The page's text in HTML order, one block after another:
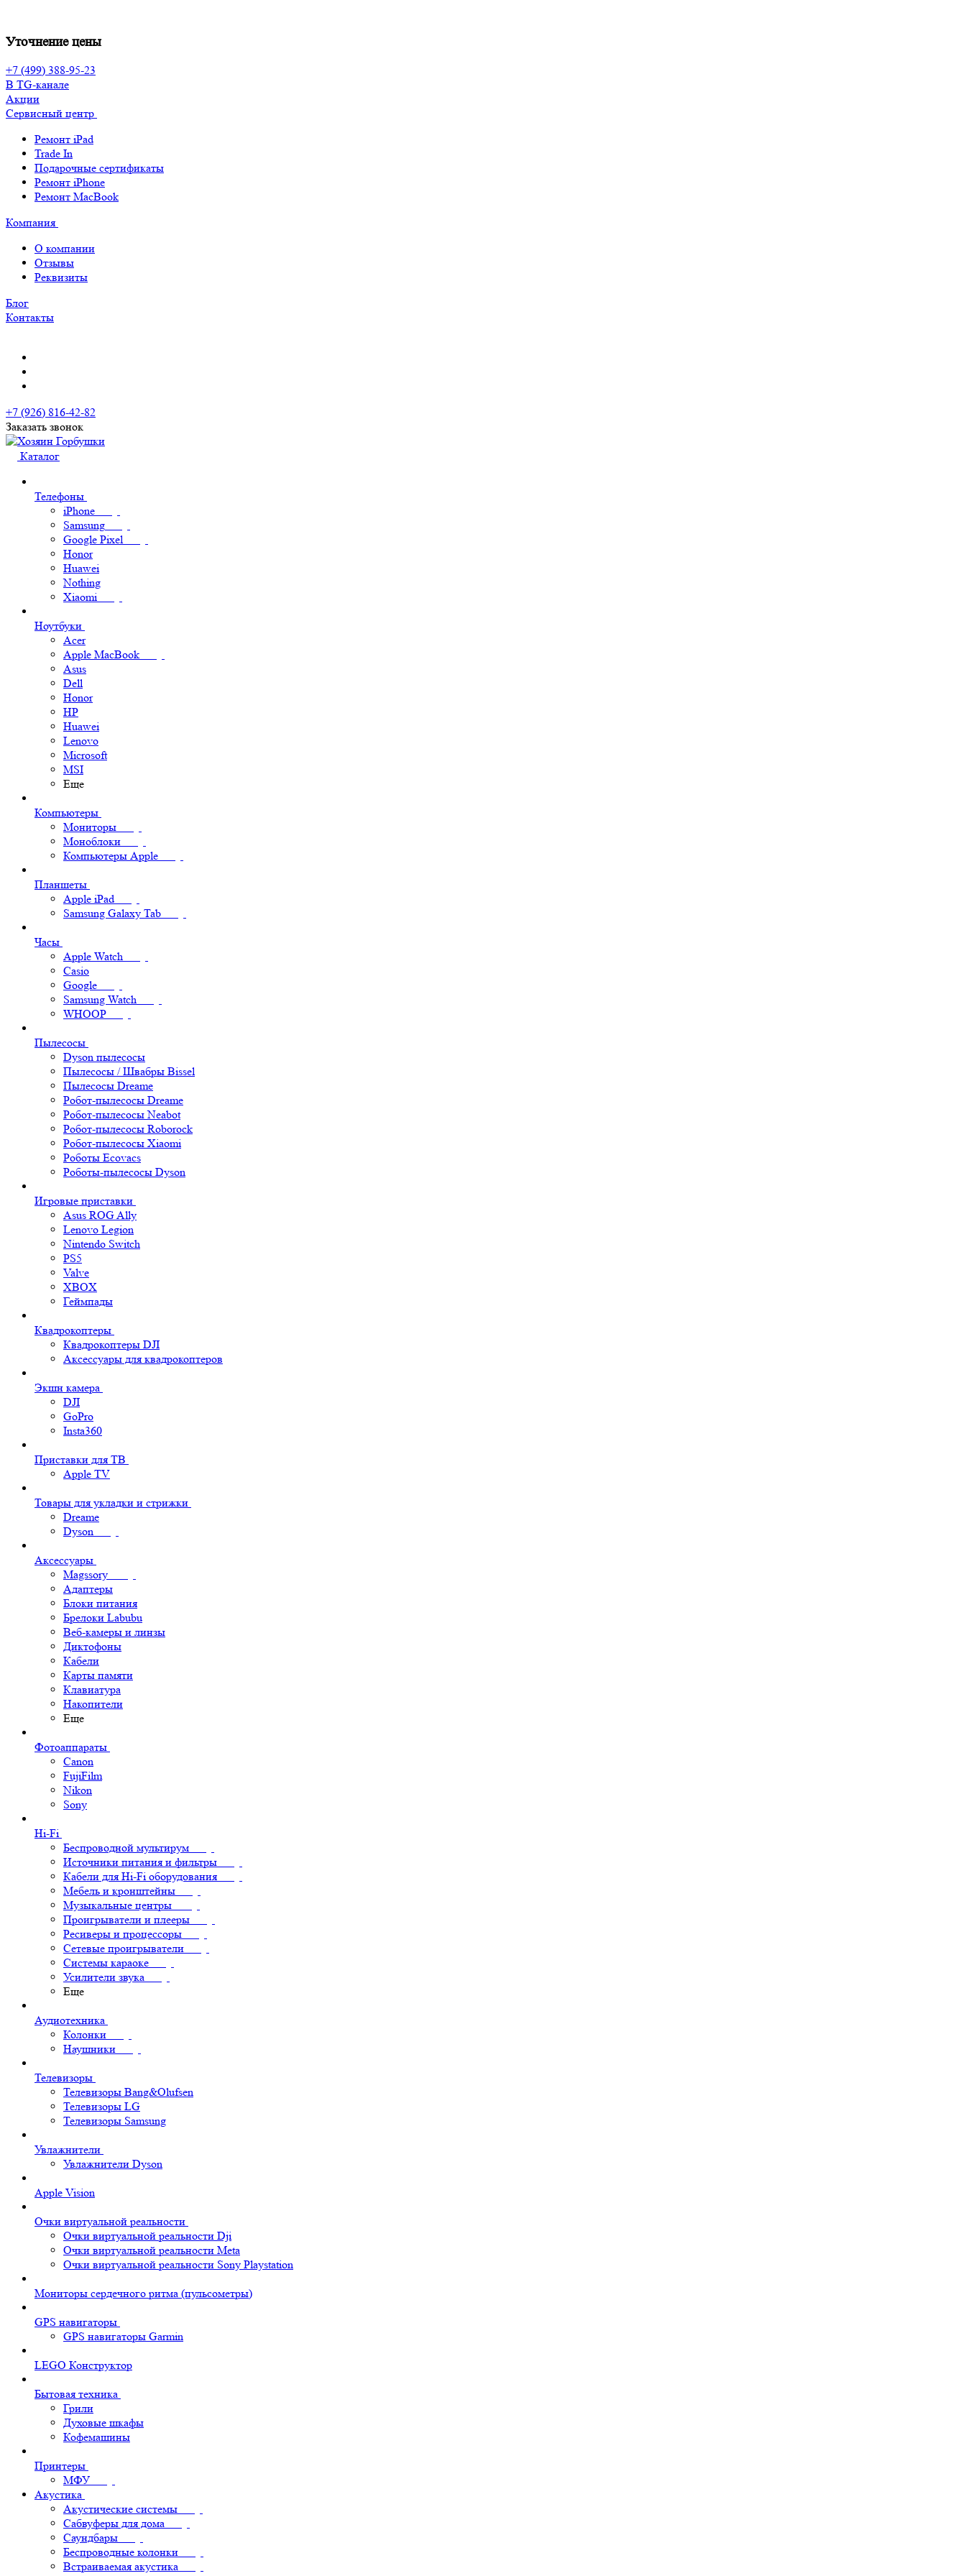
Уточнение цены
+7 (499) 388-95-23
В TG-канале
Акции
Сервисный центр
Ремонт iPad
Trade In
Подарочные сертификаты
Ремонт iPhone
Ремонт MacBook
Компания
О компании
Отзывы
Реквизиты
Блог
Контакты
+7 (926) 816-42-82
Заказать звонок
Каталог
Телефоны
iPhone
Samsung
Google Pixel
Honor
Huawei
Nothing
Xiaomi
Ноутбуки
Acer
Apple MacBook
Asus
Dell
Honor
HP
Huawei
Lenovo
Microsoft
MSI
Еще
Компьютеры
Мониторы
Моноблоки
Компьютеры Apple
Планшеты
Apple iPad
Samsung Galaxy Tab
Часы
Apple Watch
Casio
Google
Samsung Watch
WHOOP
Пылесосы
Dyson пылесосы
Пылесосы / Швабры Bissel
Пылесосы Dreame
Робот-пылесосы Dreame
Робот-пылесосы Neabot
Робот-пылесосы Roborock
Робот-пылесосы Xiaomi
Роботы Ecovacs
Роботы-пылесосы Dyson
Игровые приставки
Asus ROG Ally
Lenovo Legion
Nintendo Switch
PS5
Valve
XBOX
Геймпады
Квадрокоптеры
Квадрокоптеры DJI
Аксессуары для квадрокоптеров
Экшн камера
DJI
GoPro
Insta360
Приставки для ТВ
Apple TV
Товары для укладки и стрижки
Dreame
Dyson
Аксессуары
Magssory
Адаптеры
Блоки питания
Брелоки Labubu
Веб-камеры и линзы
Диктофоны
Кабели
Карты памяти
Клавиатура
Накопители
Еще
Фотоаппараты
Canon
FujiFilm
Nikon
Sony
Hi-Fi
Беспроводной мультирум
Источники питания и фильтры
Кабели для Hi-Fi оборудования
Мебель и кронштейны
Музыкальные центры
Проигрыватели и плееры
Ресиверы и процессоры
Сетевые проигрыватели
Системы караоке
Усилители звука
Еще
Аудиотехника
Колонки
Наушники
Телевизоры
Телевизоры Bang&Olufsen
Телевизоры LG
Телевизоры Samsung
Увлажнители
Увлажнители Dyson
Apple Vision
Очки виртуальной реальности
Очки виртуальной реальности Dji
Очки виртуальной реальности Meta
Очки виртуальной реальности Sony Playstation
Мониторы сердечного ритма (пульсометры)
GPS навигаторы
GPS навигаторы Garmin
LEGO Конструктор
Бытовая техника
Грили
Духовые шкафы
Кофемашины
Принтеры
МФУ
Акустика
Акустические системы
Сабвуферы для дома
Саундбары
Беспроводные колонки
Встраиваемая акустика